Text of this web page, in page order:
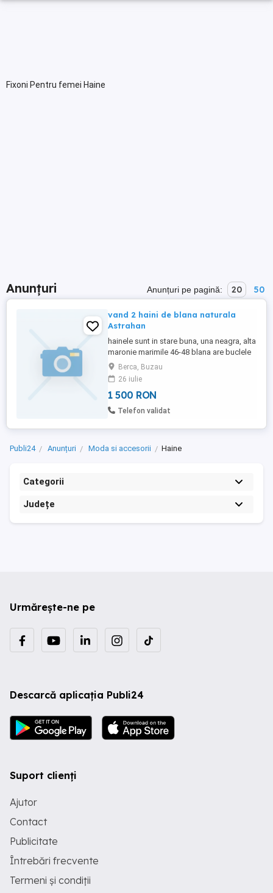
Fixoni Pentru femei Haine
Anunțuri Anunțuri pe pagină: 20 50
vand 2 haini de blana naturala
Astrahan
hainele sunt in stare buna, una neagra, alta
maronie marimile 46-48 blana are buclele
de marime medie, bine conturate 1500 lei
amandoua
Berca, Buzau
26 iulie
1 500 RON
Telefon validat
Publi24 Anunțuri Moda si accesorii Haine
Categorii
Județe
Urmărește-ne pe
Descarcă aplicația Publi24
Suport clienți
Ajutor
Contact
Publicitate
Întrebări frecvente
Termeni și condiții